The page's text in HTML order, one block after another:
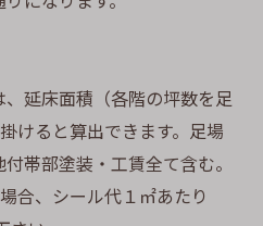
延床面積（各階の坪数を足
けると算出できます。足場
帯部塗装・工賃全て含む。
合、シール代１㎡あたり